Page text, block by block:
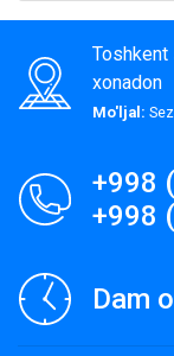
Toshkent
xonadon
Mo'ljal:
+998
+998
Dam